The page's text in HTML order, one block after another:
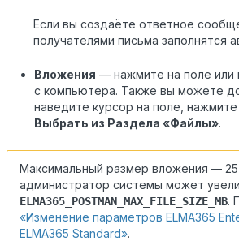
Если вы создаёте ответное
получателями письма заполнятся
Вложения — нажмите на поле или
с компьютера. Также вы можете
наведите курсор на поле,
Выбрать из Раздела «Файлы».
Максимальный размер вложения — 25
администратор системы может
ELMA365_POSTMAN_MAX_FILE_SIZE_MB.
«Изменение параметров ELMA365
ELMA365 Standard».